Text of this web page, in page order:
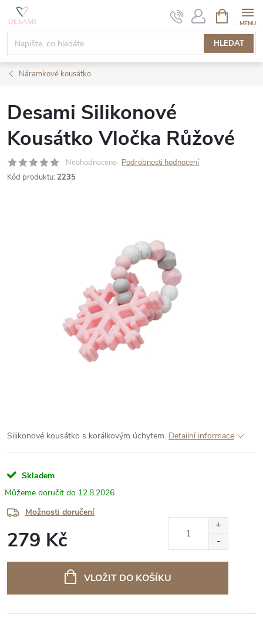
Přejít
obsah
HLEDAT
NÁKUPNÍ
KOŠÍK
Náramkové kousátko
Desami Silikonové
Kousátko Vločka Růžové
Neohodnoceno Podrobnosti hodnocení
Kód produktu: 2235
Silikonové kousátko s korálkovým úchytem. Detailní informace
Skladem
12.8.2026
Možnosti doručení
279 Kč
VLOŽIT DO KOŠÍKU